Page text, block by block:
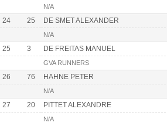
N/A
24 25 DE SMET ALEXANDER
N/A
25 3 DE FREITAS MANUEL
GVA RUNNERS
26 76 HAHNE PETER
N/A
27 20 PITTET ALEXANDRE
N/A